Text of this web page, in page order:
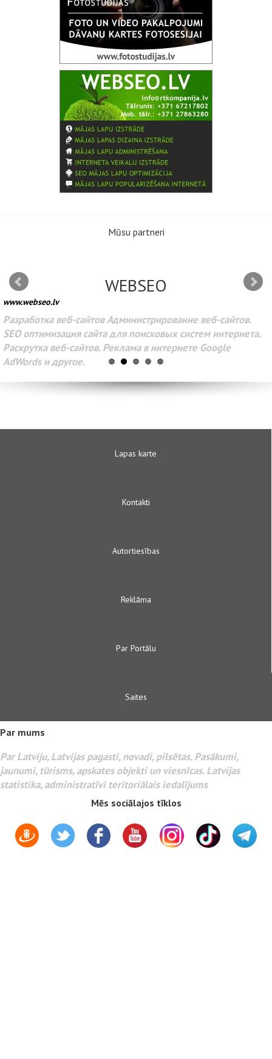
Mūsu partneri
WEBSEO
www.webseo.lv
Разработка веб-сайтов Администрирование веб-сайтов.
SEO оптимизация сайта для поисковых систем интернета.
Раскрутка веб-сайтов. Реклама в интернете Google
AdWords и другое.
Lapas karte
Kontakti
Autortiesības
Reklāma
Par Portālu
Saites
Par mums
Par Latviju, Latvijas pagasti, novadi, pilsētas. Pasākumi,
jaunumi, tūrisms, apskates objekti un viesnīcas. Latvijas
statistika, administratīvi teritoriālais iedalījums
Mēs sociālajos tīklos